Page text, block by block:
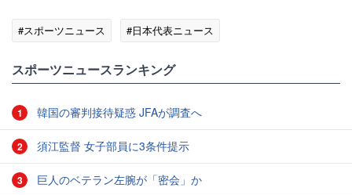
#スポーツニュース #日本代表ニュース
スポーツニュースランキング
1 韓国の審判接待疑惑 JFAが調査へ
2 須江監督 女子部員に3条件提示
3 巨人のベテラン左腕が「密会」か